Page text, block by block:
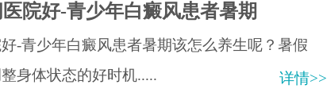
院好-青少年白癜风患者暑期
-青少年白癜风患者暑期该怎么养生呢？暑假
身体状态的好时机.....
详情>>